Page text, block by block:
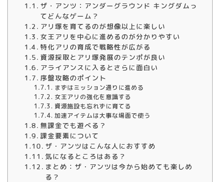
ザ・アンツ：アンダーグラウンド キングダムっ
てどんなゲーム？
アリ塚を育てるのが想像以上に楽しい
女王アリを中心に進めるのが分かりやすい
特化アリの育成で戦略性が広がる
資源採取とアリ塚発展のテンポが良い
アライアンスに入るとさらに面白い
序盤攻略のポイント
まずはミッション通りに進める
女王アリの強化を意識する
資源施設も忘れずに育てる
加速アイテムは大事な場面で使う
無課金でも遊べる？
課金要素について
ザ・アンツはこんな人におすすめ
気になるところはある？
まとめ：ザ・アンツは今から始めても楽しめ
る？